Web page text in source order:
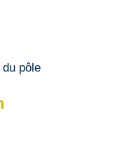
pôle